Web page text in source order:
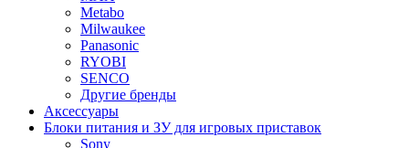
Metabo
Milwaukee
Panasonic
RYOBI
SENCO
Другие бренды
Аксессуары
Блоки питания и ЗУ для игровых приставок
Sony